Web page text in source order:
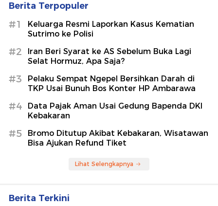
Berita Terpopuler
#1
Keluarga Resmi Laporkan Kasus Kematian
Sutrimo ke Polisi
#2
Iran Beri Syarat ke AS Sebelum Buka Lagi
Selat Hormuz, Apa Saja?
#3
Pelaku Sempat Ngepel Bersihkan Darah di
TKP Usai Bunuh Bos Konter HP Ambarawa
#4
Data Pajak Aman Usai Gedung Bapenda DKI
Kebakaran
#5
Bromo Ditutup Akibat Kebakaran, Wisatawan
Bisa Ajukan Refund Tiket
Lihat Selengkapnya
Berita Terkini